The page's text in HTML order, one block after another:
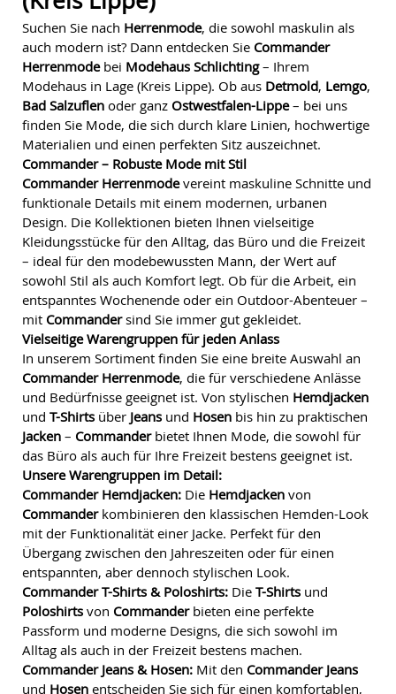
Suchen Sie nach Herrenmode, die sowohl maskulin als
auch modern ist? Dann entdecken Sie Commander
Herrenmodebei Modehaus Schlichting– Ihrem
Modehaus in Lage (Kreis Lippe). Ob aus Detmold, Lemgo,
Bad Salzuflen oder ganz Ostwestfalen-Lippe– bei uns
finden Sie Mode, die sich durch klare Linien, hochwertige
Materialien und einen perfekten Sitz auszeichnet.
Commander – Robuste Mode mit Stil
Commander Herrenmodevereint maskuline Schnitte und
funktionale Details mit einem modernen, urbanen
Design. Die Kollektionen bieten Ihnen vielseitige
Kleidungsstücke für den Alltag, das Büro und die Freizeit
– ideal für den modebewussten Mann, der Wert auf
sowohl Stil als auch Komfort legt. Ob für die Arbeit, ein
entspanntes Wochenende oder ein Outdoor-Abenteuer –
mit Commandersind Sie immer gut gekleidet.
Vielseitige Warengruppen für jeden Anlass
In unserem Sortiment finden Sie eine breite Auswahl an
Commander Herrenmode, die für verschiedene Anlässe
und Bedürfnisse geeignet ist. Von stylischen Hemdjacken
und T-Shirts über Jeans und Hosen bis hin zu praktischen
Jacken – Commanderbietet Ihnen Mode, die sowohl für
das Büro als auch für Ihre Freizeit bestens geeignet ist.
Unsere Warengruppen im Detail:
Commander Hemdjacken: Die Hemdjacken von
Commanderkombinieren den klassischen Hemden-Look
mit der Funktionalität einer Jacke. Perfekt für den
Übergang zwischen den Jahreszeiten oder für einen
entspannten, aber dennoch stylischen Look.
Commander T-Shirts & Poloshirts: Die T-Shirts und
Poloshirts von Commanderbieten eine perfekte
Passform und moderne Designs, die sich sowohl im
Alltag als auch in der Freizeit bestens machen.
Commander Jeans & Hosen: Mit den Commander Jeans
und Hosen entscheiden Sie sich für einen komfortablen,